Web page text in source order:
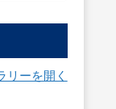
リーを開く